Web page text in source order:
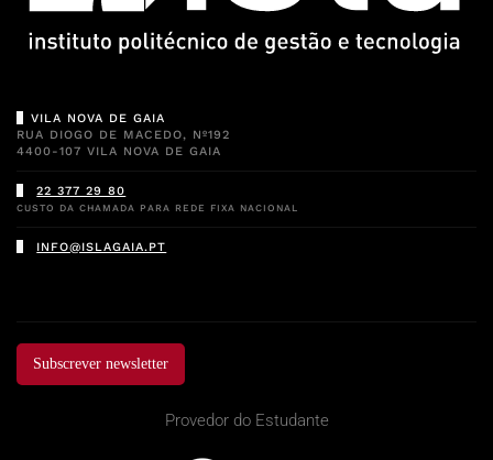
VILA NOVA DE GAIA
RUA DIOGO DE MACEDO, Nº192
4400-107 VILA NOVA DE GAIA
22 377 29 80
CUSTO DA CHAMADA PARA REDE FIXA NACIONAL
INFO@ISLAGAIA.PT
Subscrever newsletter
Provedor do Estudante